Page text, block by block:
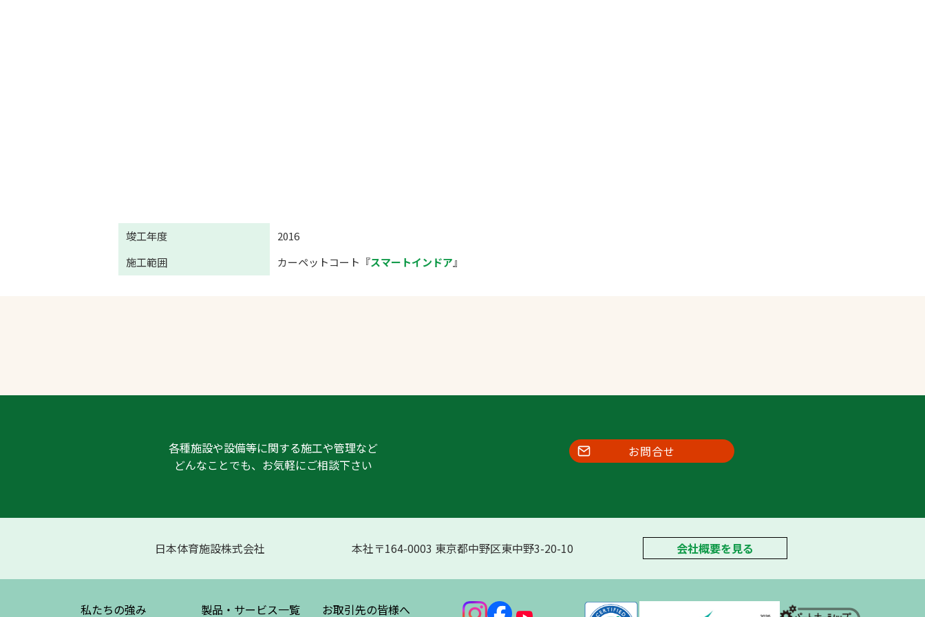
竣工年度
2016
施工範囲
カーペットコート『スマートインドア』
各種施設や設備等に関する施工や管理など
どんなことでも、お気軽にご相談下さい
お問合せ
日本体育施設株式会社 本社〒164-0003 東京都中野区東中野3-20-10 会社概要を見る
私たちの強み 製品・サービス一覧 お取引先の皆様へ